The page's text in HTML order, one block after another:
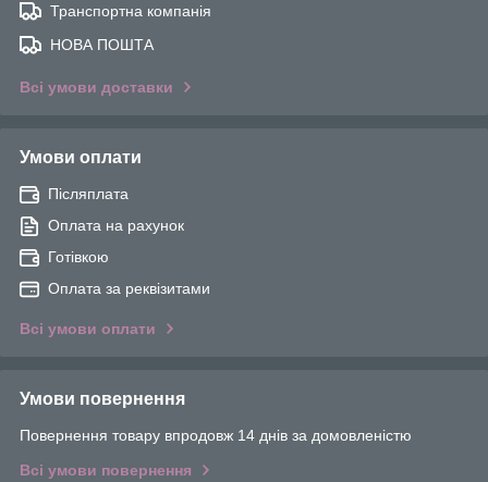
Транспортна компанія
НОВА ПОШТА
Всі умови доставки
Умови оплати
Післяплата
Оплата на рахунок
Готівкою
Оплата за реквізитами
Всі умови оплати
Умови повернення
Повернення товару впродовж 14 днів за домовленістю
Всі умови повернення